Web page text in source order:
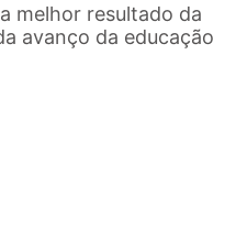
melhor resultado da
avanço da educação